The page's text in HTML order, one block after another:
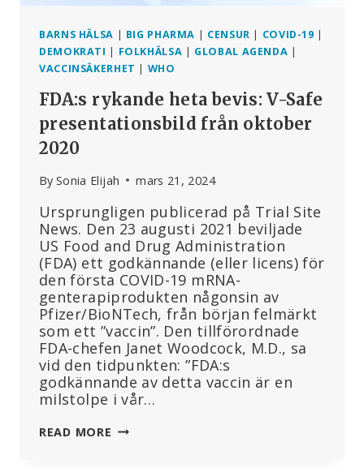
BARNS HÄLSA | BIG PHARMA | CENSUR | COVID-19 |
DEMOKRATI | FOLKHÄLSA | GLOBAL AGENDA |
VACCINSÄKERHET | WHO
FDA:s rykande heta bevis: V-Safe
presentationsbild från oktober
2020
By Sonia Elijah mars 21, 2024
Ursprungligen publicerad på Trial Site
News. Den 23 augusti 2021 beviljade
US Food and Drug Administration
(FDA) ett godkännande (eller licens) för
den första COVID-19 mRNA-
genterapiprodukten någonsin av
Pfizer/BioNTech, från början felmärkt
som ett ”vaccin”. Den tillförordnade
FDA-chefen Janet Woodcock, M.D., sa
vid den tidpunkten: ”FDA:s
godkännande av detta vaccin är en
milstolpe i vår…
READ MORE FDA:S